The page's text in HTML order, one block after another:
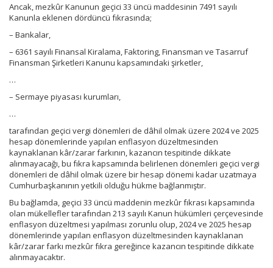
Ancak, mezkûr Kanunun geçici 33 üncü maddesinin 7491 sayılı
Kanunla eklenen dördüncü fıkrasında;
– Bankalar,
– 6361 sayılı Finansal Kiralama, Faktoring, Finansman ve Tasarruf
Finansman Şirketleri Kanunu kapsamındaki şirketler,
…
– Sermaye piyasası kurumları,
…
tarafından geçici vergi dönemleri de dâhil olmak üzere 2024 ve 2025
hesap dönemlerinde yapılan enflasyon düzeltmesinden
kaynaklanan kâr/zarar farkının, kazancın tespitinde dikkate
alınmayacağı, bu fıkra kapsamında belirlenen dönemleri geçici vergi
dönemleri de dâhil olmak üzere bir hesap dönemi kadar uzatmaya
Cumhurbaşkanının yetkili olduğu hükme bağlanmıştır.
Bu bağlamda, geçici 33 üncü maddenin mezkûr fıkrası kapsamında
olan mükellefler tarafından 213 sayılı Kanun hükümleri çerçevesinde
enflasyon düzeltmesi yapılması zorunlu olup, 2024 ve 2025 hesap
dönemlerinde yapılan enflasyon düzeltmesinden kaynaklanan
kâr/zarar farkı mezkûr fıkra gereğince kazancın tespitinde dikkate
alınmayacaktır.